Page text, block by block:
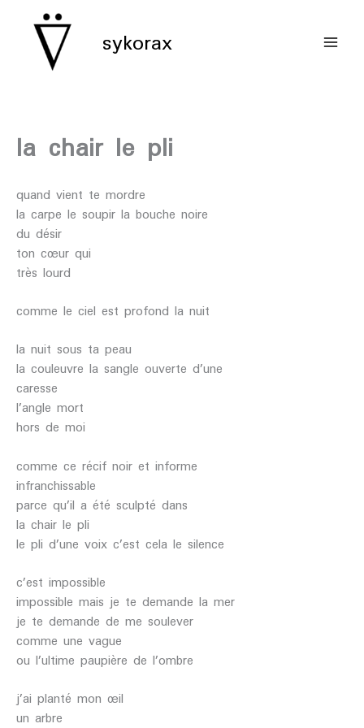
contenu sykorax
la chair le pli
quand vient te mordre
la carpe le soupir la bouche noire
du désir
ton cœur qui
très lourd
comme le ciel est profond la nuit
la nuit sous ta peau
la couleuvre la sangle ouverte d’une
caresse
l’angle mort
hors de moi
comme ce récif noir et informe
infranchissable
parce qu’il a été sculpté dans
la chair le pli
le pli d’une voix c’est cela le silence
c’est impossible
impossible mais je te demande la mer
je te demande de me soulever
comme une vague
ou l’ultime paupière de l’ombre
j’ai planté mon œil
un arbre